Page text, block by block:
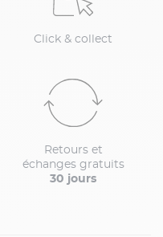
Click & collect
Retours et
échanges gratuits
30 jours